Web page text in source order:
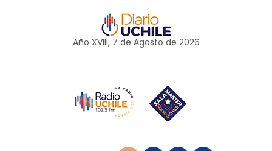
Año XVIII, 7 de Agosto de 2026